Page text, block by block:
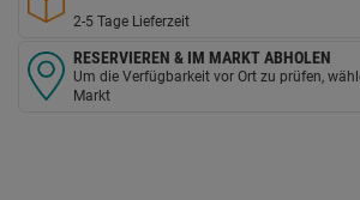
2-5 Tage Lieferzeit
RESERVIEREN & IM MARKT ABHOLEN
Um die Verfügbarkeit vor Ort zu prüfen,
Markt